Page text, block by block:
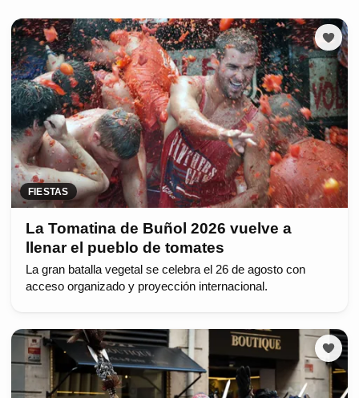
FIESTAS
La Tomatina de Buñol 2026 vuelve a
llenar el pueblo de tomates
La gran batalla vegetal se celebra el 26 de agosto con
acceso organizado y proyección internacional.